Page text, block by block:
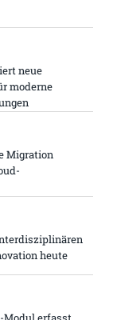
neue
moderne
Migration
heute